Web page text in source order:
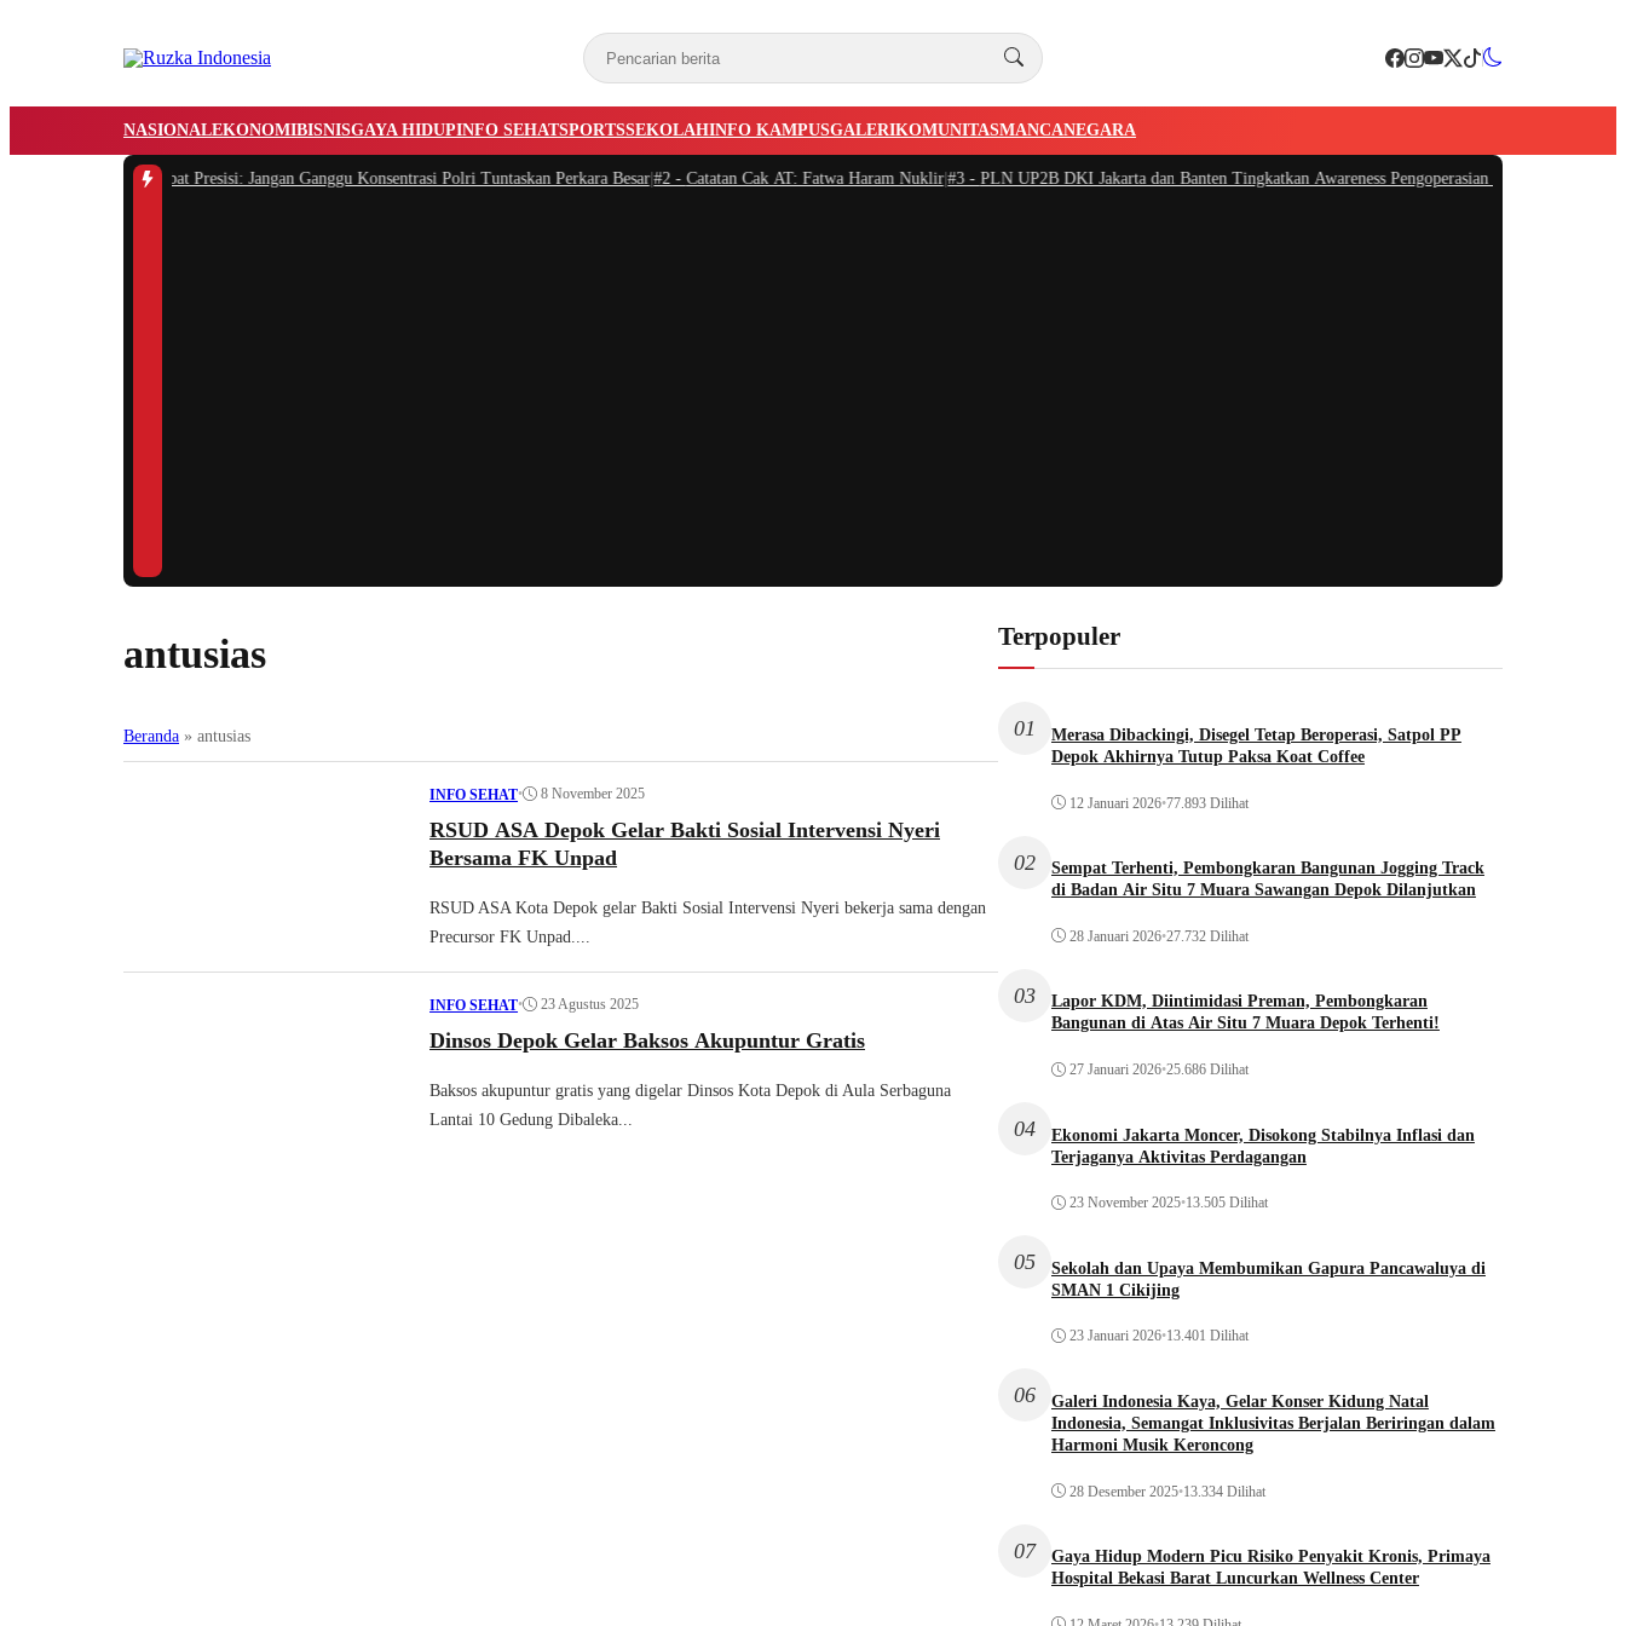
NASIONALEKONOMIBISNISGAYA HIDUPINFO SEHATSPORTSSEKOLAHINFO KAMPUSGALERIKOMUNITASMANCANEGARA
Kapolri, Sahabat Presisi: Jangan Ganggu Konsentrasi Polri Tuntaskan Perkara Besar|#2 -Catatan Cak AT: Fatwa Haram Nuklir|#3 -PLN UP2B DKI Jakarta dan Banten Tingkatkan Awareness Pengoperasian PLTU Labuan untuk
antusias
Beranda » antusias
INFO SEHAT• 8 November 2025
RSUD ASA Depok Gelar Bakti Sosial Intervensi Nyeri
Bersama FK Unpad
RSUD ASA Kota Depok gelar Bakti Sosial Intervensi Nyeri bekerja sama dengan
Precursor FK Unpad....
INFO SEHAT• 23 Agustus 2025
Dinsos Depok Gelar Baksos Akupuntur Gratis
Baksos akupuntur gratis yang digelar Dinsos Kota Depok di Aula Serbaguna
Lantai 10 Gedung Dibaleka...
Terpopuler
01
Merasa Dibackingi, Disegel Tetap Beroperasi, Satpol PP
Depok Akhirnya Tutup Paksa Koat Coffee
12 Januari 2026•77.893 Dilihat
02
Sempat Terhenti, Pembongkaran Bangunan Jogging Track
di Badan Air Situ 7 Muara Sawangan Depok Dilanjutkan
28 Januari 2026•27.732 Dilihat
03
Lapor KDM, Diintimidasi Preman, Pembongkaran
Bangunan di Atas Air Situ 7 Muara Depok Terhenti!
27 Januari 2026•25.686 Dilihat
04
Ekonomi Jakarta Moncer, Disokong Stabilnya Inflasi dan
Terjaganya Aktivitas Perdagangan
23 November 2025•13.505 Dilihat
05
Sekolah dan Upaya Membumikan Gapura Pancawaluya di
SMAN 1 Cikijing
23 Januari 2026•13.401 Dilihat
06
Galeri Indonesia Kaya, Gelar Konser Kidung Natal
Indonesia, Semangat Inklusivitas Berjalan Beriringan dalam
Harmoni Musik Keroncong
28 Desember 2025•13.334 Dilihat
07
Gaya Hidup Modern Picu Risiko Penyakit Kronis, Primaya
Hospital Bekasi Barat Luncurkan Wellness Center